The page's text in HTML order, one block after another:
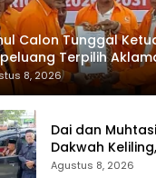
Calon Tunggal
Terpilih
8, 2026
Dai dan
Dakwah
Jadikan Shalat
Agustus 8, 2026